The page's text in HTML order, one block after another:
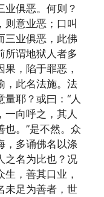
业俱恶。何则？
则意业恶；口叫
三业俱恶，此佛
所谓地狱人者多
，陷于罪恶，
，此名法施。法
耶？或曰：“人
一向呼之，其人
也。”是不然。众
，多诵佛名以涤
之名为比也？况
，善其口业，
未足为善者，世